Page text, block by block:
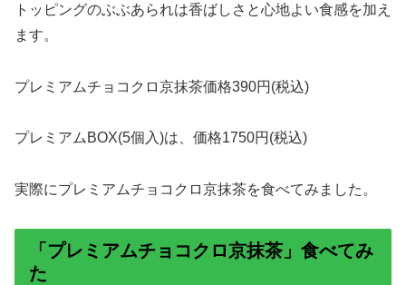
トッピングのぶぶあられは香ばしさと心地よい食感を加え
ます。
プレミアムチョコクロ京抹茶価格390円(税込)
プレミアムBOX(5個入)は、価格1750円(税込)
実際にプレミアムチョコクロ京抹茶を食べてみました。
「プレミアムチョコクロ京抹茶」食べてみ
た